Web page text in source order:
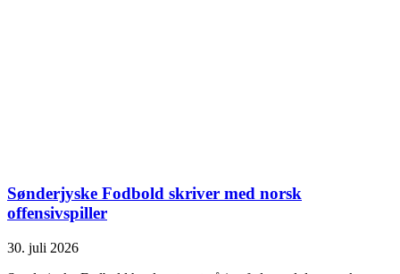
Sønderjyske Fodbold skriver med norsk
offensivspiller
30. juli 2026